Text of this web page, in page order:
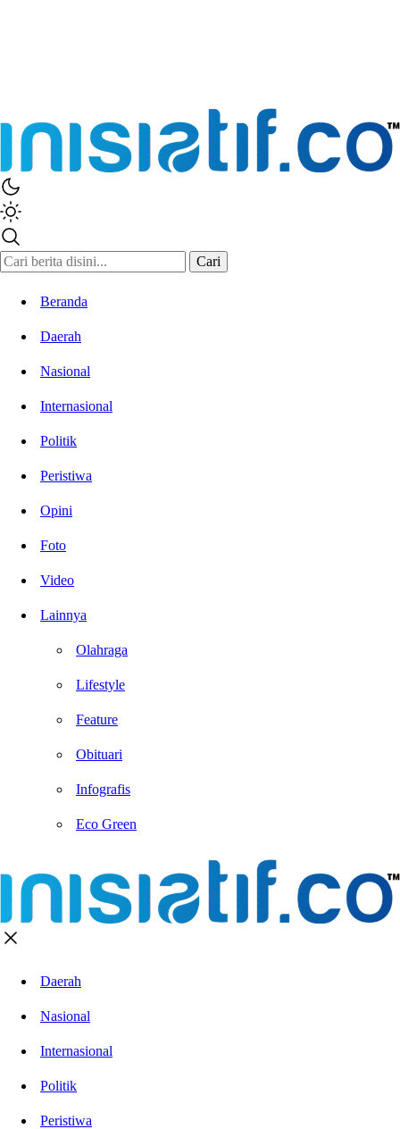
Cari
Beranda
Daerah
Nasional
Internasional
Politik
Peristiwa
Opini
Foto
Video
Lainnya
Olahraga
Lifestyle
Feature
Obituari
Infografis
Eco Green
Daerah
Nasional
Internasional
Politik
Peristiwa